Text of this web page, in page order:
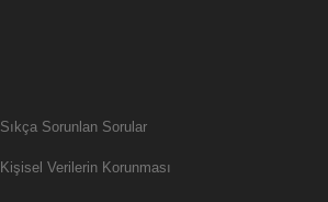
Sıkça Sorunlan Sorular
Kişisel Verilerin Korunması